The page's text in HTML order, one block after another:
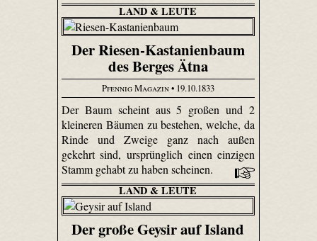
LAND & LEUTE
Der Riesen-Kastanienbaum
des Berges Ätna
Pfennig Magazin• 19.10.1833
Der Baum scheint aus 5 großen und 2
kleineren Bäumen zu bestehen, welche, da
Rinde und Zweige ganz nach außen
gekehrt sind, ursprünglich einen einzigen
Stamm gehabt zu haben scheinen.
LAND & LEUTE
Der große Geysir auf Island